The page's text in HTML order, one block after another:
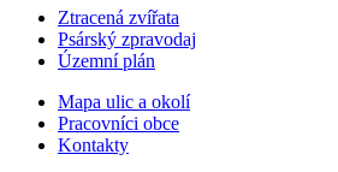
Ztracená zvířata
Psárský zpravodaj
Územní plán
Mapa ulic a okolí
Pracovníci obce
Kontakty